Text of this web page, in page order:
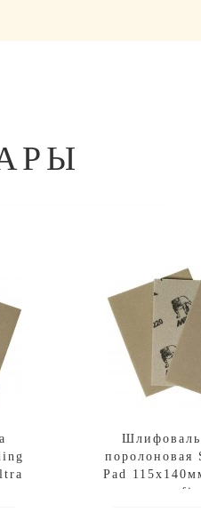
поролоновая
Pad
fine